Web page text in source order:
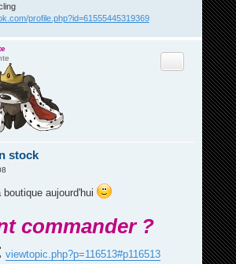
profile.php?id=61555445319369
stock
aujourd'hui
commander ?
viewtopic.php?p=116513#p116513